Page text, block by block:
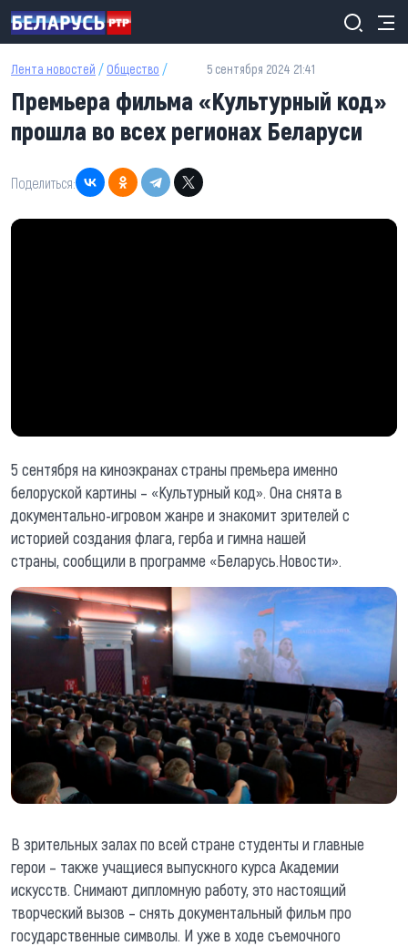
Перейти к основному содержанию
Лента новостей / Общество / 5 сентября 2024 21:41
Премьера фильма «Культурный код»
прошла во всех регионах Беларуси
Поделиться:
5 сентября на киноэкранах страны премьера именно
белоруской картины – «Культурный код». Она снята в
документально-игровом жанре и знакомит зрителей с
историей создания флага, герба и гимна нашей
страны, сообщили в программе «Беларусь.Новости».
В зрительных залах по всей стране студенты и главные
герои – также учащиеся выпускного курса Академии
искусств. Снимают дипломную работу, это настоящий
творческий вызов – снять документальный фильм про
государственные символы. И уже в ходе съемочного